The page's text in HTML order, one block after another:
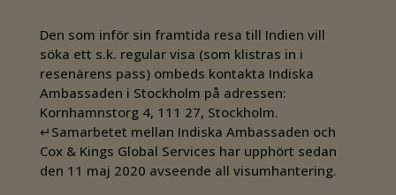
Den som inför sin framtida resa till Indien vill
söka ett s.k. regular visa (som klistras in i
resenärens pass) ombeds kontakta Indiska
Ambassaden i Stockholm på adressen:
Kornhamnstorg 4, 111 27, Stockholm.
↵Samarbetet mellan Indiska Ambassaden och
Cox & Kings Global Services har upphört sedan
den 11 maj 2020 avseende all visumhantering.